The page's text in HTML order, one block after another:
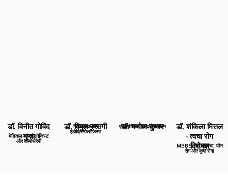
डॉ. विनीत गोविंद
गुप्ता
मेडिकल ऑन्कोलॉजिस्ट
और कीमोथेरेपी
डॉ. विपुल रस्तगी
चिकित्सक और
एंडोक्रिनोलॉजिस्ट
डॉ. मनोज कुमार
एनेस्थेटिस्ट एवं दर्द प्रबंधन
डॉ. शंकिला मित्तल
- त्वचा रोग
विशेषज्ञ
MBBS, MD (त्वचा, यौन
रोग और कुष्ठ रोग)